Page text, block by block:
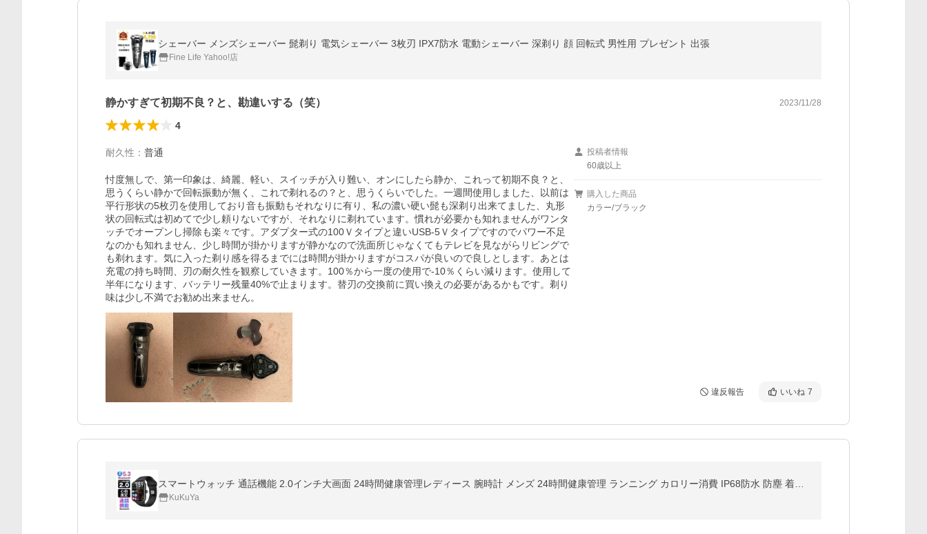
シェーバー メンズシェーバー 髭剃り 電気シェーバー 3枚刃 IPX7防水 電動シェーバー 深剃り 顔 回転式 男性用 プレゼント 出張
Fine Life Yahoo!店
静かすぎて初期不良？と、勘違いする（笑） 2023/11/28
4
耐久性 ： 普通
忖度無しで、第一印象は、綺麗、軽い、スイッチが入り難い、オンにしたら静か、これって初期不良？と、
思うくらい静かで回転振動が無く、これで剃れるの？と、思うくらいでした。一週間使用しました、以前は
平行形状の5枚刃を使用しており音も振動もそれなりに有り、私の濃い硬い髭も深剃り出来てました、丸形
状の回転式は初めてで少し頼りないですが、それなりに剃れています。慣れが必要かも知れませんがワンタ
ッチでオープンし掃除も楽々です。アダプター式の100Ｖタイプと違いUSB-5Ｖタイプですのでパワー不足
なのかも知れません、少し時間が掛かりますが静かなので洗面所じゃなくてもテレビを見ながらリビングで
も剃れます。気に入った剃り感を得るまでには時間が掛かりますがコスパが良いので良しとします。あとは
充電の持ち時間、刃の耐久性を観察していきます。100％から一度の使用で-10％くらい減ります。使用して
半年になります、バッテリー残量40%で止まります。替刃の交換前に買い換えの必要があるかもです。剃り
味は少し不満でお勧め出来ません。
投稿者情報
60歳以上
購入した商品
カラー/ブラック
違反報告 いいね 7
KuKuYa